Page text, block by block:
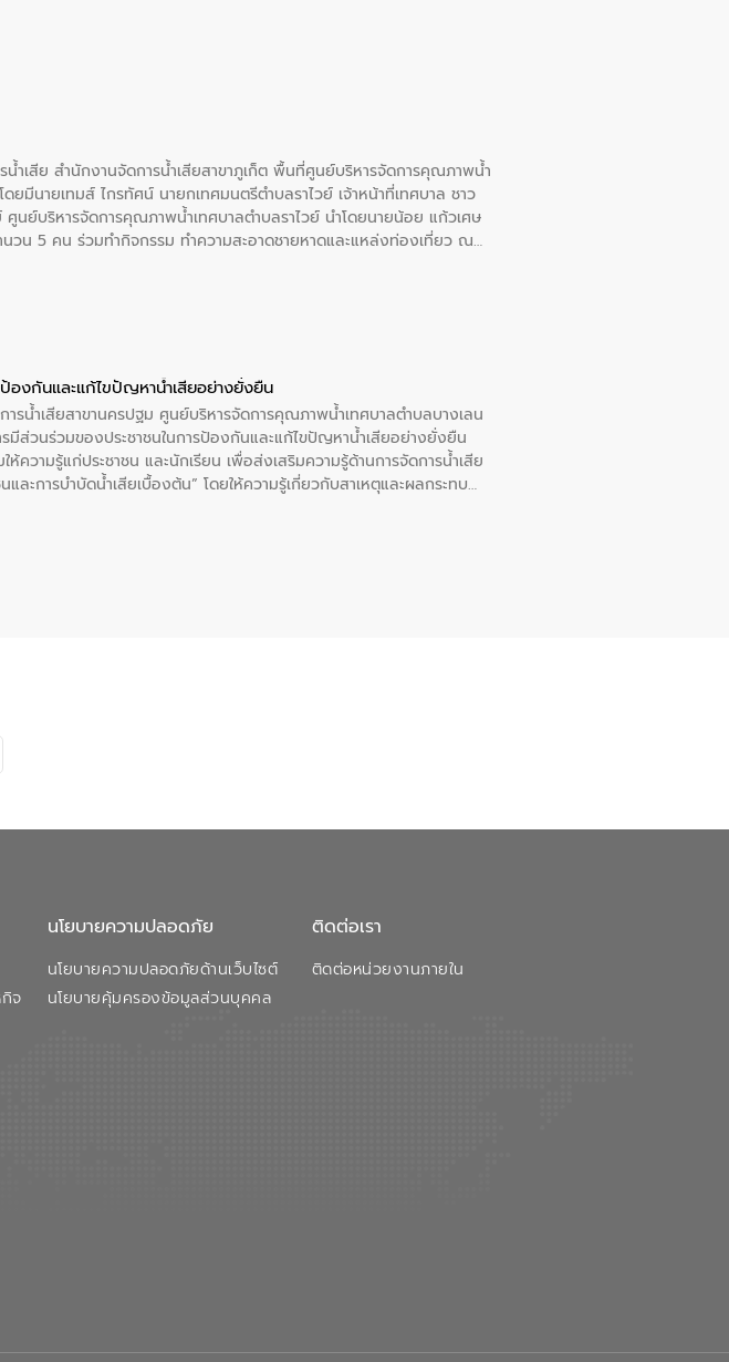
เสีย สำนักงานจัดการน้ำเสียสาขาภูเก็ต พื้นที่ศูนย์บริหารจัดการคุณภาพน้ำ
ดยมีนายเทมส์ ไกรทัศน์ นายกเทศมนตรีตำบลราไวย์ เจ้าหน้าที่เทศบาล ชาว
ศูนย์บริหารจัดการคุณภาพน้ำเทศบาลตำบลราไวย์ นำโดยนายน้อย แก้วเศษ
วน 5 คน ร่วมทำกิจกรรม ทำความสะอาดชายหาดและแหล่งท่องเที่ยว ณ
ก็ต
องกันและแก้ไขปัญหาน้ำเสียอย่างยั่งยืน
น้ำเสียสาขานครปฐม ศูนย์บริหารจัดการคุณภาพน้ำเทศบาลตำบลบางเลน
มีส่วนร่วมของประชาชนในการป้องกันและแก้ไขปัญหาน้ำเสียอย่างยั่งยืน
วามรู้แก่ประชาชน และนักเรียน เพื่อส่งเสริมความรู้ด้านการจัดการน้ำเสีย
ะการบำบัดน้ำเสียเบื้องต้น” โดยให้ความรู้เกี่ยวกับสาเหตุและผลกระทบ
น้ำเสียเบื้องต้นในครัวเรือน ณ เทศบาลตำบลบางเลน จังหวัดนครปฐม
จ
นโยบายความปลอดภัย
นโยบายความปลอดภัยด้านเว็บไซต์
นโยบายคุ้มครองข้อมูลส่วนบุคคล
ติดต่อเรา
ติดต่อหน่วยงานภายใน